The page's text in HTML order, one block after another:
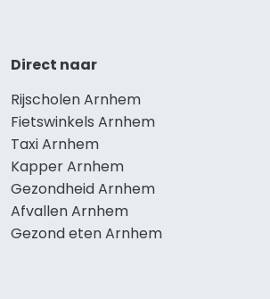
Direct naar
Rijscholen Arnhem
Fietswinkels Arnhem
Taxi Arnhem
Kapper Arnhem
Gezondheid Arnhem
Afvallen Arnhem
Gezond eten Arnhem